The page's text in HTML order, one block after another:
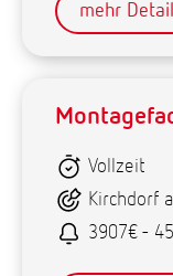
mehr
Vollzeit
Kirchdorf
3907€ -